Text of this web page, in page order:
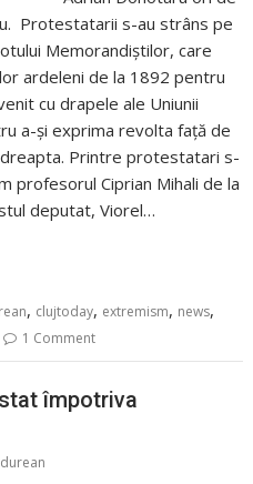
Protestatarii s-au strâns pe
Memorandiștilor, care
ardeleni de la 1892 pentru
cu drapele ale Uniunii
a-și exprima revolta față de
Printre protestatari s-
profesorul Ciprian Mihali de la
deputat, Viorel…
, clujtoday, extremism, news,
1 Comment
împotriva